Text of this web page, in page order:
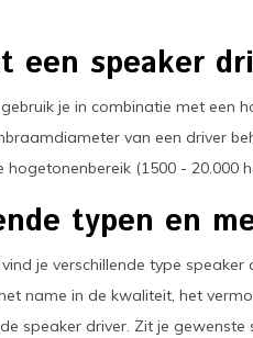
een speaker
je in combinatie met een
van een driver
hogetonenbereik (1500 - 20.000
typen en
je verschillende type speaker
name in de kwaliteit, het
speaker driver. Zit je